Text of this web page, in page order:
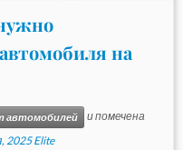
на
автомобилей и помечена
2025 Elite